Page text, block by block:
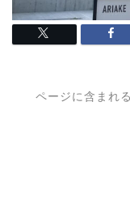
ページに含まれ